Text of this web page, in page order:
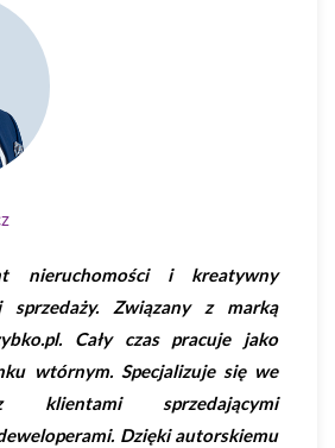
nieruchomości i kreatywny
sprzedaży. Związany z marką
Cały czas pracuje jako
wtórnym. Specjalizuje się we
klientami sprzedającymi
Dzięki autorskiemu